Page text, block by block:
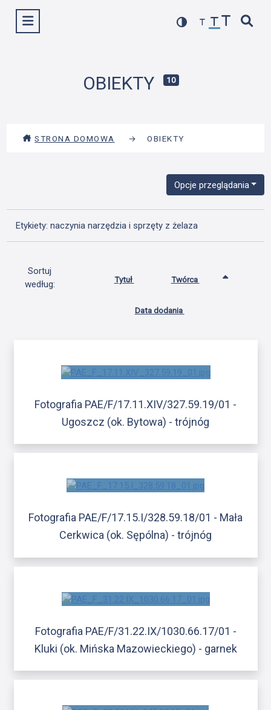
Wyświetl menu
OBIEKTY 10
STRONA DOMOWA → OBIEKTY
Opcje przeglądania
Etykiety: naczynia narzędzia i sprzęty z żelaza
Sortuj
według:
Tytuł Twórca
Data dodania
Fotografia PAE/F/17.11.XIV/327.59.19/01 -
Ugoszcz (ok. Bytowa) - trójnóg
Fotografia PAE/F/17.15.I/328.59.18/01 - Mała
Cerkwica (ok. Sępólna) - trójnóg
Fotografia PAE/F/31.22.IX/1030.66.17/01 -
Kluki (ok. Mińska Mazowieckiego) - garnek